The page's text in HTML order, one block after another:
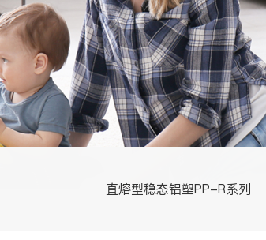
直熔型稳态铝塑PP-R系列